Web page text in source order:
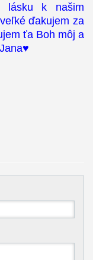
lásku k našim
ďakujem za
ťa Boh môj a